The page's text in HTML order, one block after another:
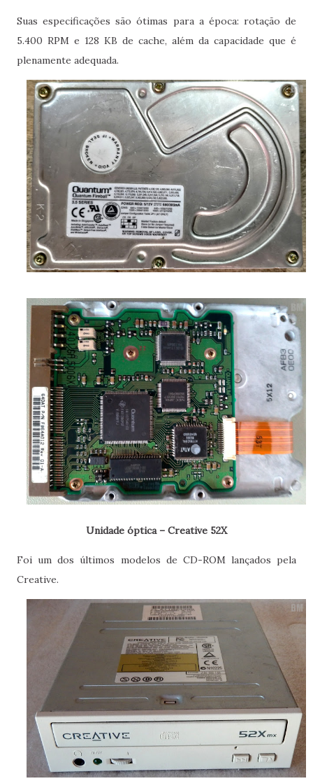
Suas especificações são ótimas para a época: rotação de
5.400 RPM e 128 KB de cache, além da capacidade que é
plenamente adequada.
Unidade óptica – Creative 52X
Foi um dos últimos modelos de CD-ROM lançados pela
Creative.